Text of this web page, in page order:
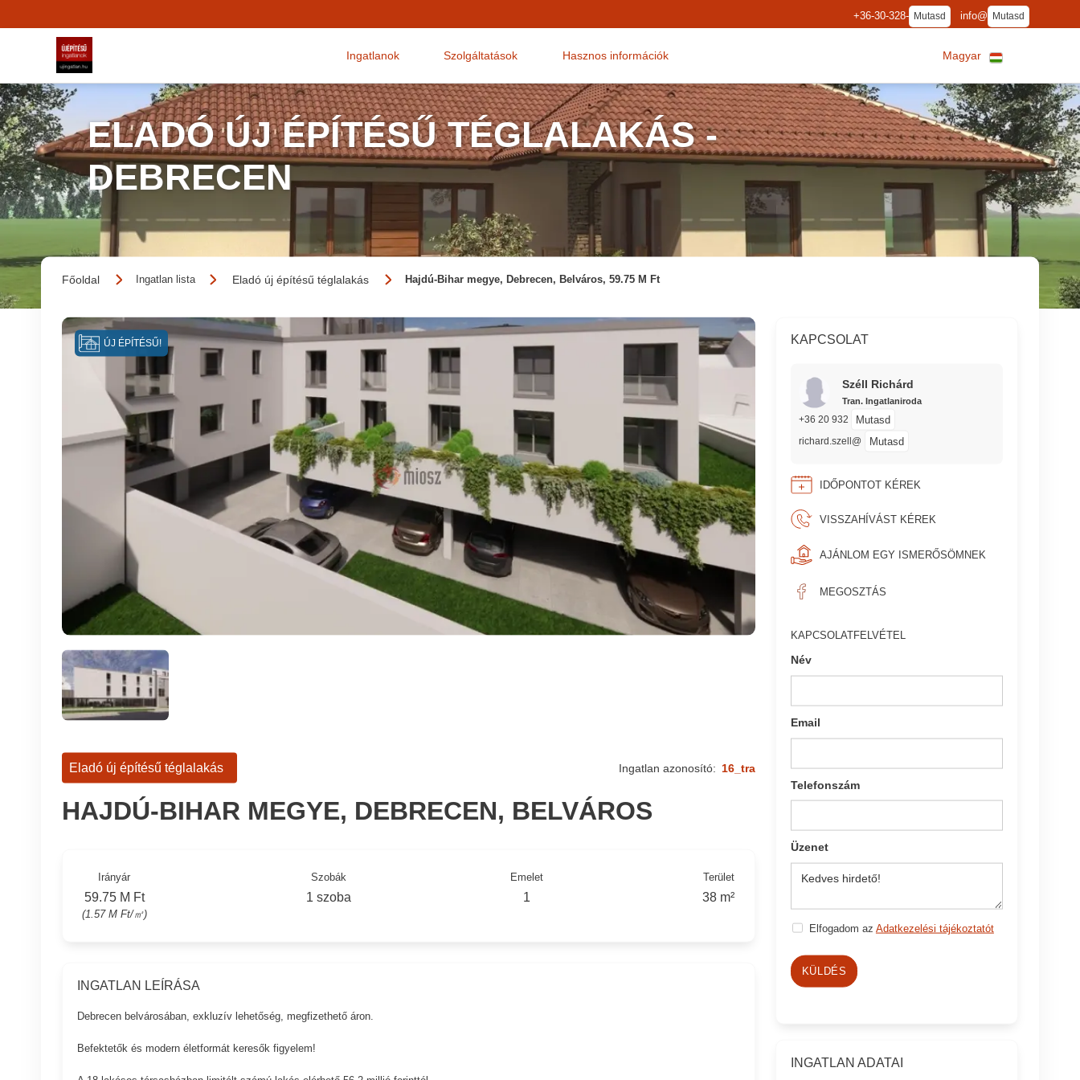
+36-30-328- Mutasd info@ Mutasd
Ingatlanok Szolgáltatások Hasznos információk Magyar
ELADÓ ÚJ ÉPÍTÉSŰ TÉGLALAKÁS -
DEBRECEN
Főoldal Ingatlan lista Eladó új építésű téglalakás Hajdú-Bihar megye, Debrecen, Belváros, 59.75 M Ft
ÚJ ÉPÍTÉSŰ! KAPCSOLAT
Széll Richárd
Tran. Ingatlaniroda
+36 20 932 Mutasd
richard.szell@ Mutasd
IDŐPONTOT KÉREK
VISSZAHÍVÁST KÉREK
AJÁNLOM EGY ISMERŐSÖMNEK
MEGOSZTÁS
KAPCSOLATFELVÉTEL
Név
Email
Telefonszám
Üzenet
Elfogadom az Adatkezelési tájékoztatót
KÜLDÉS
INGATLAN ADATAI
Eladó új építésű téglalakás Ingatlan azonosító: 16_tra
HAJDÚ-BIHAR MEGYE, DEBRECEN, BELVÁROS
Irányár
59.75 M Ft
(1.57 M Ft/㎡)
Szobák
1 szoba
Emelet
1
Terület
38 m²
INGATLAN LEÍRÁSA
Debrecen belvárosában, exkluzív lehetőség, megfizethető áron.
Befektetők és modern életformát keresők figyelem!